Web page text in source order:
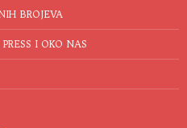
BROJEVA
I OKO NAS